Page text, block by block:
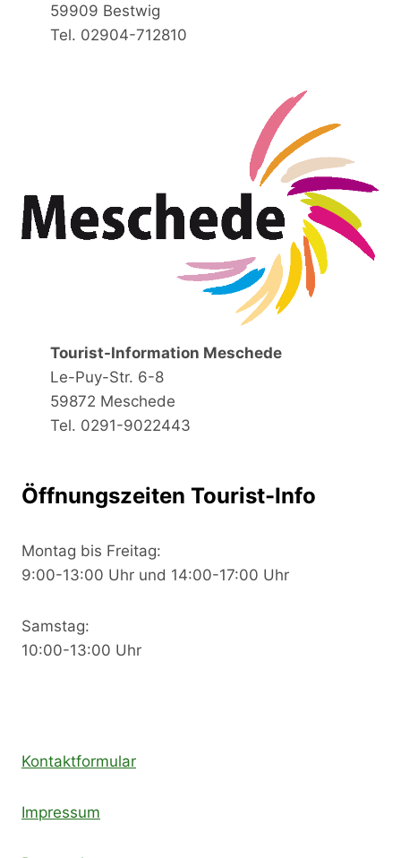
59909 Bestwig
Tel. 02904-712810
Tourist-Information Meschede
Le-Puy-Str. 6-8
59872 Meschede
Tel. 0291-9022443
Öffnungszeiten Tourist-Info
Montag bis Freitag:
9:00-13:00 Uhr und 14:00-17:00 Uhr
Samstag:
10:00-13:00 Uhr
Kontaktformular
Impressum